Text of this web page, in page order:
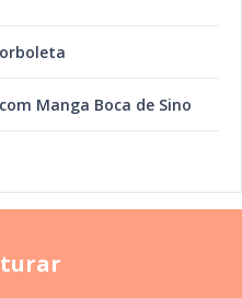
Manga Boca de Sino